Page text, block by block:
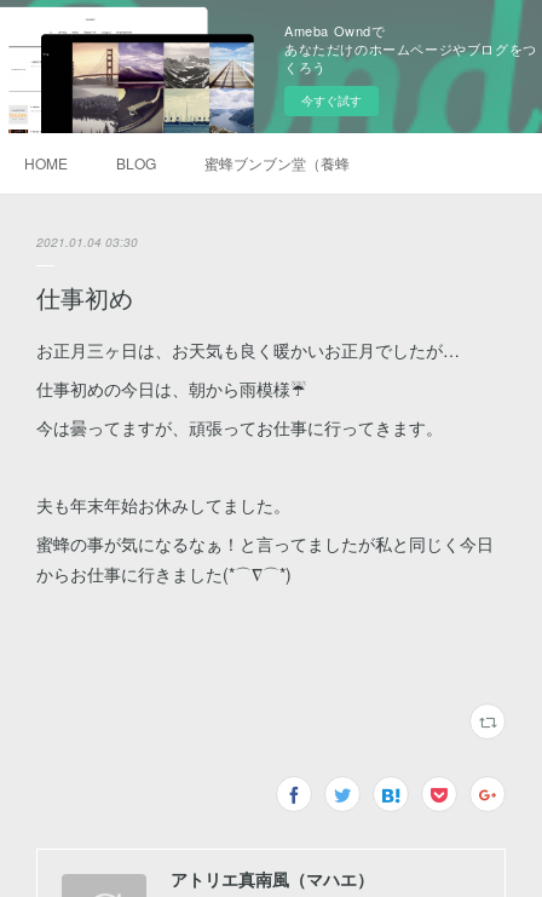
Ameba Owndで
あなただけのホームページやブログをつ
くろう
今すぐ試す
HOME BLOG 蜜蜂ブンブン堂（養蜂）
2021.01.04 03:30
仕事初め
お正月三ヶ日は、お天気も良く暖かいお正月でしたが…
仕事初めの今日は、朝から雨模様☔
今は曇ってますが、頑張ってお仕事に行ってきます。
夫も年末年始お休みしてました。
蜜蜂の事が気になるなぁ！と言ってましたが私と同じく今日
からお仕事に行きました(*⌒∇⌒*)
アトリエ真南風（マハエ）